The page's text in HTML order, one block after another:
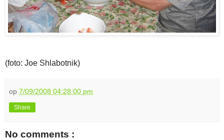
(foto: Joe Shlabotnik)
op 7/09/2008 04:28:00 pm
Share
No comments :